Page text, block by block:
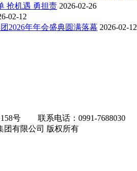
抢机遇 勇担责 2026-02-26
02-12
2026年年会盛典圆满落幕 2026-02-12
号
联系电话：0991-7688030
团有限公司 版权所有